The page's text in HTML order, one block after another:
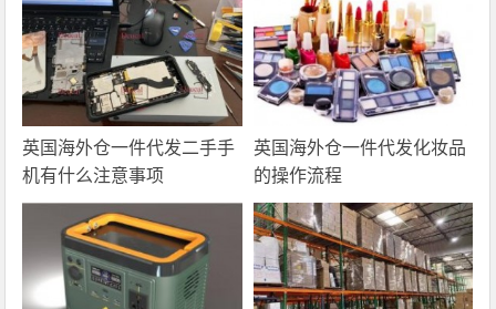
英国海外仓一件代发二手手
机有什么注意事项
英国海外仓一件代发化妆品
的操作流程